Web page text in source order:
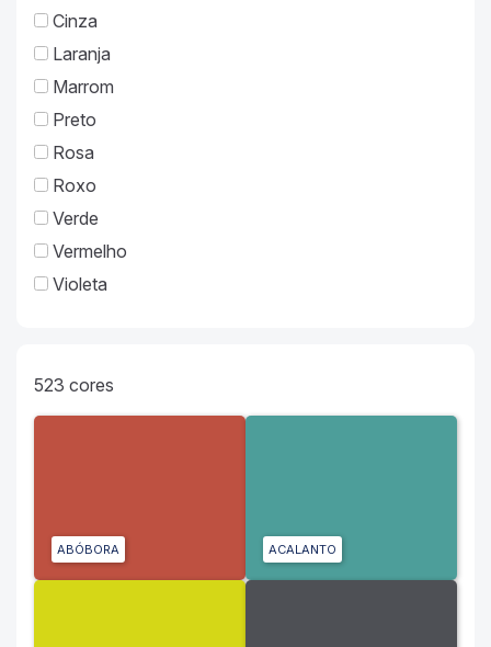
Cinza
Laranja
Marrom
Preto
Rosa
Roxo
Verde
Vermelho
Violeta
523 cores
ABÓBORA ACALANTO